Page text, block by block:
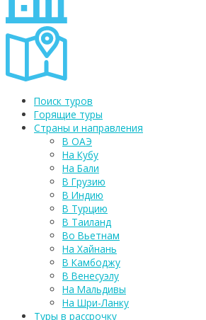
Поиск туров
Горящие туры
Страны и направления
В ОАЭ
На Кубу
На Бали
В Грузию
В Индию
В Турцию
В Таиланд
Во Вьетнам
На Хайнань
В Камбоджу
В Венесуэлу
На Мальдивы
На Шри-Ланку
Туры в рассрочку